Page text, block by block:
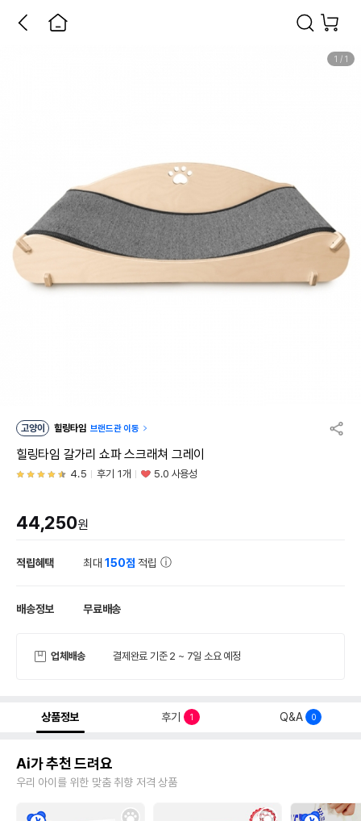
1 / 1
고양이 힐링타임 브랜드관 이동
힐링타임 갈가리 쇼파 스크래쳐 그레이
4.5 후기 1개 5.0 사용성
44,250원
적립혜택 최대150점 적립
배송정보 무료배송
업체배송 결제완료 기준 2 ~ 7일 소요 예정
상품정보 후기 1 Q&A 0
Ai가 추천 드려요
우리 아이를 위한 맞춤 취향 저격 상품